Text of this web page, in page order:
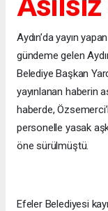
Aydın’da yayın
gündeme gelen
Belediye Başkan
yayınlanan haberin
haberde,
personelle yasak aşk
öne sürülmüştü.
Efeler Belediyesi